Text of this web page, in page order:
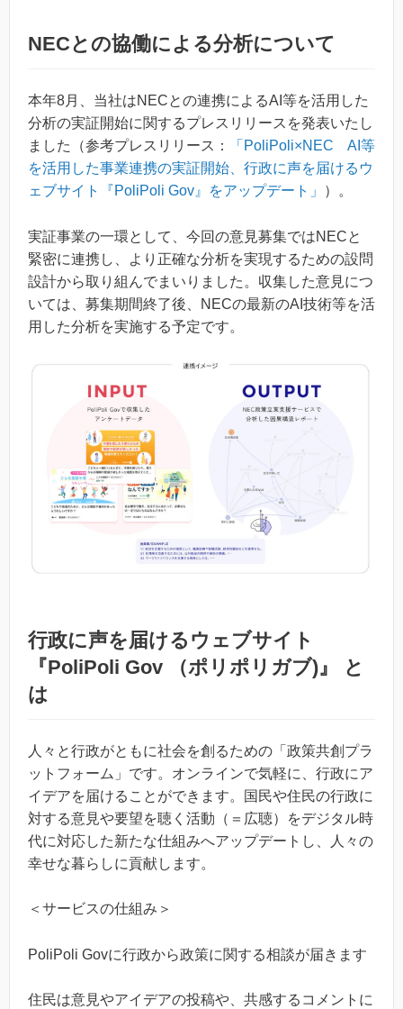
NECとの協働による分析について
本年8月、当社はNECとの連携によるAI等を活用した
分析の実証開始に関するプレスリリースを発表いたし
ました（参考プレスリリース：
「PoliPoli×NEC AI等
を活用した事業連携の実証開始、行政に声を届けるウ
ェブサイト『PoliPoli Gov』をアップデート」
）。
実証事業の一環として、今回の意見募集ではNECと
緊密に連携し、より正確な分析を実現するための設問
設計から取り組んでまいりました。収集した意見につ
いては、募集期間終了後、NECの最新のAI技術等を活
用した分析を実施する予定です。
行政に声を届けるウェブサイト
『PoliPoli Gov （ポリポリガブ)』 と
は
人々と行政がともに社会を創るための「政策共創プラ
ットフォーム」です。オンラインで気軽に、行政にア
イデアを届けることができます。国民や住民の行政に
対する意見や要望を聴く活動（＝広聴）をデジタル時
代に対応した新たな仕組みへアップデートし、人々の
幸せな暮らしに貢献します。
＜サービスの仕組み＞
PoliPoli Govに行政から政策に関する相談が届きます
住民は意見やアイデアの投稿や、共感するコメントに